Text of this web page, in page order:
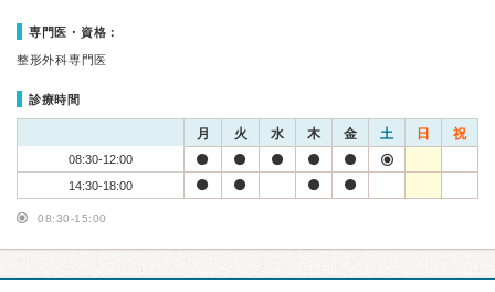
専門医・資格：
整形外科専門医
診療時間
月 火 水 木 金 土 日 祝
08:30-12:00
14:30-18:00
08:30-15:00